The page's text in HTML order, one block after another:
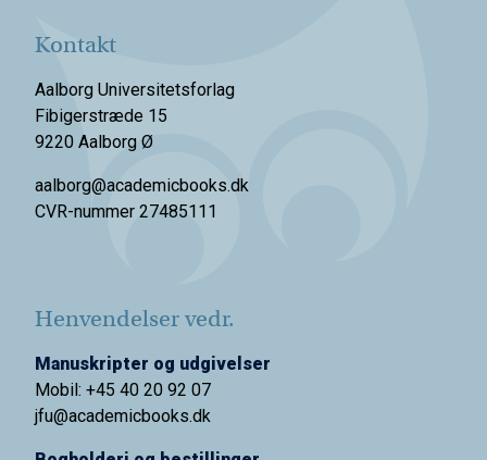
Kontakt
Aalborg Universitetsforlag
Fibigerstræde 15
9220 Aalborg Ø
aalborg@academicbooks.dk
CVR-nummer 27485111
Henvendelser vedr.
Manuskripter og udgivelser
Mobil: +45 40 20 92 07
jfu@academicbooks.dk